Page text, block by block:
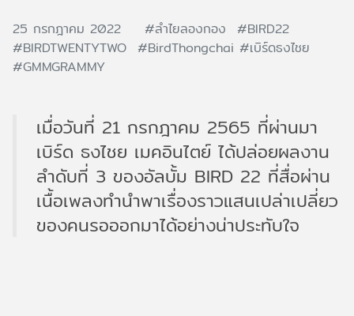
25 กรกฎาคม 2022 #ลำไยลองกอง #BIRD22
#BIRDTWENTYTWO #BirdThongchai #เบิร์ดธงไชย
#GMMGRAMMY
เมื่อวันที่ 21 กรกฎาคม 2565 ที่ผ่านมา
เบิร์ด ธงไชย เมคอินไตย์ ได้ปล่อยผลงาน
ลำดับที่ 3 ของอัลบั้ม BIRD 22 ที่สื่อผ่าน
เนื้อเพลงทำนำพาเรื่องราวแสนเปล่าเปลี่ยว
ของคนรอออกมาได้อย่างน่าประทับใจ